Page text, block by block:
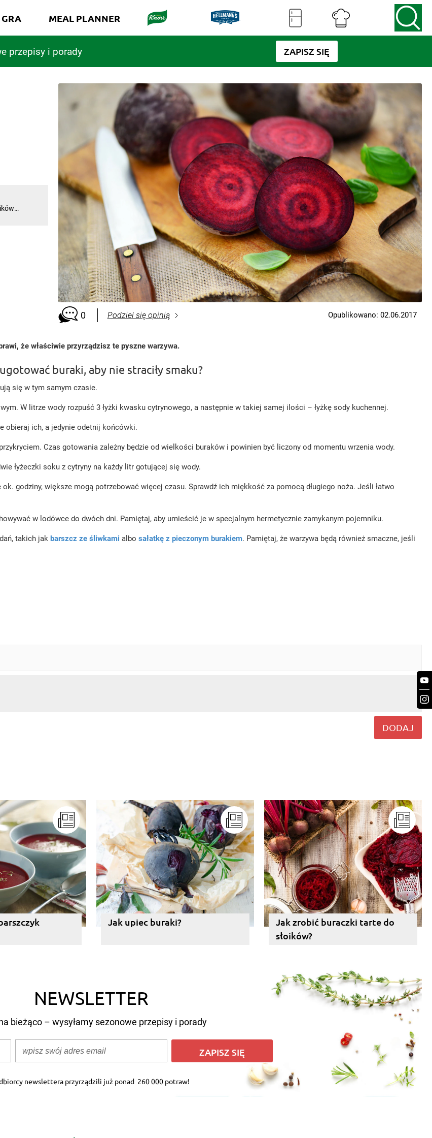
przepisy i porady ZAPISZ SIĘ
GRA MEAL PLANNER
0 Podziel się opinią Opublikowano: 02.06.2017
że właściwie przyrządzisz te pyszne warzywa.
buraki, aby nie straciły smaku?
się w tym samym czasie.
W litrze wody rozpuść 3 łyżki kwasku cytrynowego, a następnie w takiej samej ilości – łyżkę sody kuchennej.
obieraj ich, a jedynie odetnij końcówki.
Czas gotowania zależny będzie od wielkości buraków i powinien być liczony od momentu wrzenia wody.
łyżeczki soku z cytryny na każdy litr gotującej się wody.
godziny, większe mogą potrzebować więcej czasu. Sprawdź ich miękkość za pomocą długiego noża. Jeśli łatwo
w lodówce do dwóch dni. Pamiętaj, aby umieścić je w specjalnym hermetycznie zamykanym pojemniku.
takich jak barszcz ze śliwkami albo sałatkę z pieczonym burakiem. Pamiętaj, że warzywa będą również smaczne, jeśli
DODAJ
Jak upiec buraki?
Jak zrobić buraczki tarte do
słoików?
NEWSLETTER
bieżąco – wysyłamy sezonowe przepisy i porady
ZAPISZ SIĘ
newslettera przyrządzili już ponad 260 000 potraw!